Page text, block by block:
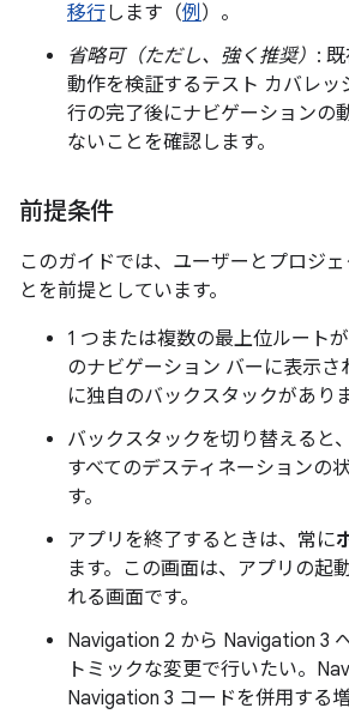
移行します（例）。
省略可（ただし、強く推奨） :
動作を検証するテスト カバレッ
行の完了後にナビゲーションの
ないことを確認します。
前提条件
このガイドでは、ユーザーとプロジ
とを前提としています。
1 つまたは複数の最上位ルート
のナビゲーション バーに表示
に独自のバックスタックがありま
バックスタックを切り替えると
すべてのデスティネーションの
す。
アプリを終了するときは、常に
ます。この画面は、アプリの起
れる画面です。
Navigation 2 から Navigation 3
トミックな変更で行いたい。
Navigation 3 コードを併用する